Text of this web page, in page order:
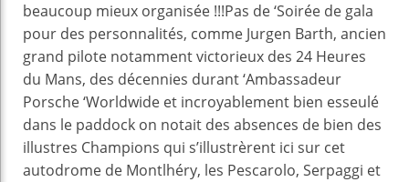
beaucoup mieux organisée !!!Pas de ‘Soirée de gala
pour des personnalités, comme Jurgen Barth, ancien
grand pilote notamment victorieux des 24 Heures
du Mans, des décennies durant ‘Ambassadeur
Porsche ‘Worldwide et incroyablement bien esseulé
dans le paddock on notait des absences de bien des
illustres Champions qui s’illustrèrent ici sur cet
autodrome de Montlhéry, les Pescarolo, Serpaggi et